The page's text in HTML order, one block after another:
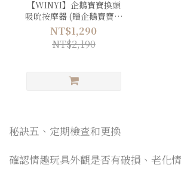
【WINYI】企鵝寶寶換頭
吸吮按摩器 (贈企鵝寶寶眼
罩)
NT$1,290
NT$2,190
秘訣五、定期檢查和更換
確認情趣玩具外觀是否有破損、老化